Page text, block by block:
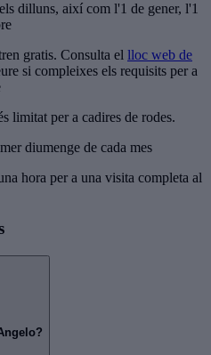
dilluns, així com l'1 de gener, l'1
gratis. Consulta el lloc web de
si compleixes els requisits per a
limitat per a cadires de rodes.
diumenge de cada mes
hora per a una visita completa al